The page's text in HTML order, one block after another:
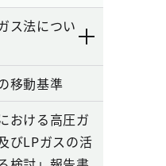
ス法につい
移動基準
おける高圧ガ
びLPガスの活